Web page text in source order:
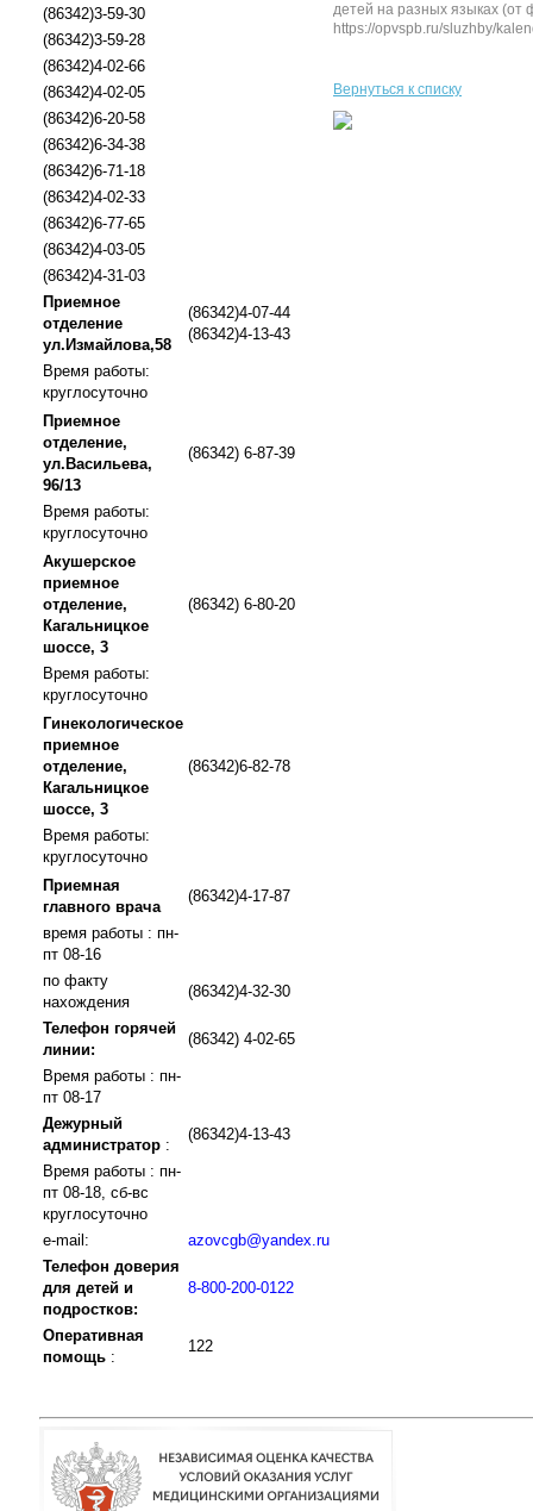
(86342)3-59-30
(86342)3-59-28
(86342)4-02-66
(86342)4-02-05
(86342)6-20-58
(86342)6-34-38
(86342)6-71-18
(86342)4-02-33
(86342)6-77-65
(86342)4-03-05
(86342)4-31-03
Приемное
отделение
ул.Измайлова,58
(86342)4-07-44
(86342)4-13-43
Время работы:
круглосуточно
Приемное
отделение,
ул.Васильева,
96/13
(86342) 6-87-39
Время работы:
круглосуточно
Акушерское
приемное
отделение,
Кагальницкое
шоссе, 3
(86342) 6-80-20
Время работы:
круглосуточно
Гинекологическое
приемное
отделение,
Кагальницкое
шоссе, 3
(86342)6-82-78
Время работы:
круглосуточно
Приемная
главного врача
(86342)4-17-87
время работы : пн-
пт 08-16
по факту
нахождения
(86342)4-32-30
Телефон горячей
линии:
(86342) 4-02-65
Время работы : пн-
пт 08-17
Дежурный
администратор :
(86342)4-13-43
Время работы : пн-
пт 08-18, сб-вс
круглосуточно
e-mail:
azovcgb@yandex.ru
Телефон доверия
для детей и
подростков:
8-800-200-0122
Оперативная
помощь :
122
детей на разных языках (от
https://opvspb.ru/sluzhby/
Вернуться к списку